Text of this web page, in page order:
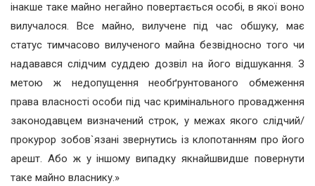
інакше таке майно негайно повертається особі, в якої воно
вилучалося. Все майно, вилучене під час обшуку, має
статус тимчасово вилученого майна безвідносно того чи
надавався слідчим суддею дозвіл на його відшукання. З
метою ж недопущення необґрунтованого обмеження
права власності особи під час кримінального провадження
законодавцем визначений строк, у межах якого слідчий/
прокурор зобов`язані звернутись із клопотанням про його
арешт. Або ж у іншому випадку якнайшвидше повернути
таке майно власнику.»